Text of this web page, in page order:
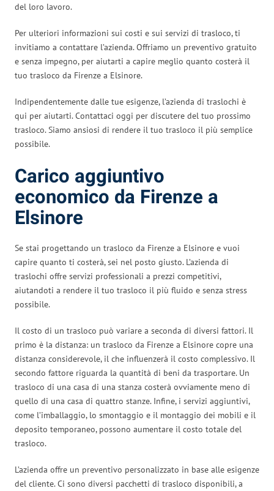
del loro lavoro.
Per ulteriori informazioni sui costi e sui servizi di trasloco, ti
invitiamo a contattare l’azienda. Offriamo un preventivo gratuito
e senza impegno, per aiutarti a capire meglio quanto costerà il
tuo trasloco da Firenze a Elsinore.
Indipendentemente dalle tue esigenze, l’azienda di traslochi è
qui per aiutarti. Contattaci oggi per discutere del tuo prossimo
trasloco. Siamo ansiosi di rendere il tuo trasloco il più semplice
possibile.
Carico aggiuntivo
economico da Firenze a
Elsinore
Se stai progettando un trasloco da Firenze a Elsinore e vuoi
capire quanto ti costerà, sei nel posto giusto. L’azienda di
traslochi offre servizi professionali a prezzi competitivi,
aiutandoti a rendere il tuo trasloco il più fluido e senza stress
possibile.
Il costo di un trasloco può variare a seconda di diversi fattori. Il
primo è la distanza: un trasloco da Firenze a Elsinore copre una
distanza considerevole, il che influenzerà il costo complessivo. Il
secondo fattore riguarda la quantità di beni da trasportare. Un
trasloco di una casa di una stanza costerà ovviamente meno di
quello di una casa di quattro stanze. Infine, i servizi aggiuntivi,
come l’imballaggio, lo smontaggio e il montaggio dei mobili e il
deposito temporaneo, possono aumentare il costo totale del
trasloco.
L’azienda offre un preventivo personalizzato in base alle esigenze
del cliente. Ci sono diversi pacchetti di trasloco disponibili, a